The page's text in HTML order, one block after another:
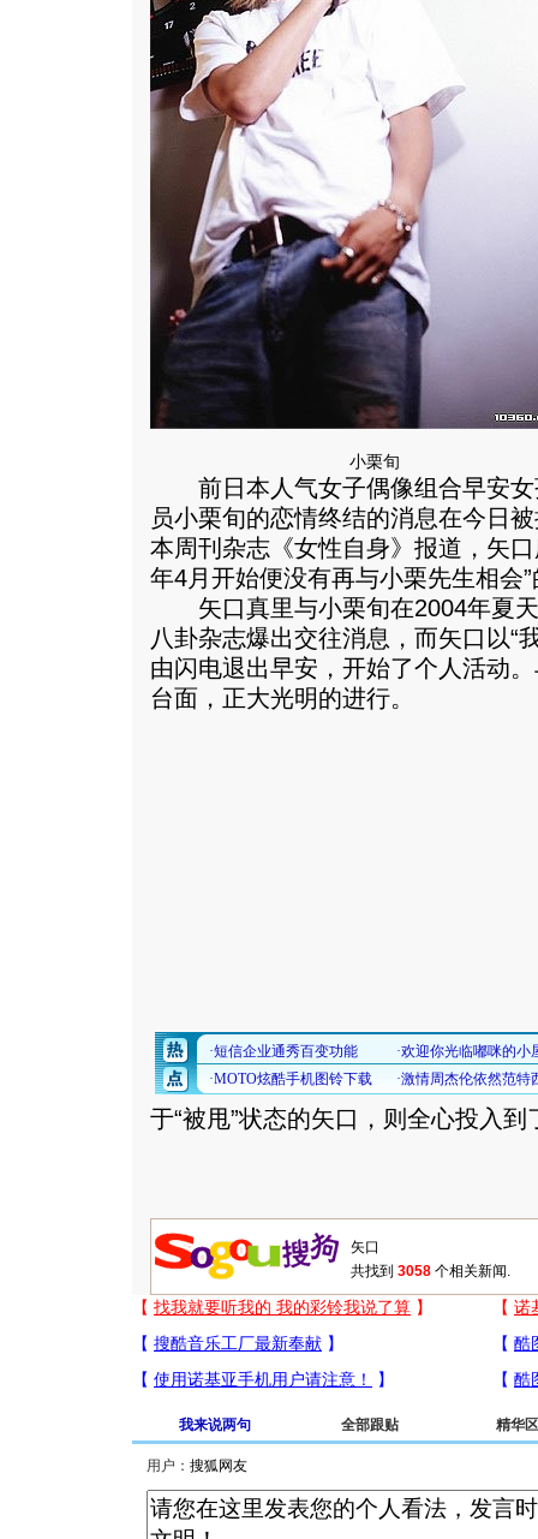
小栗旬
前日本人气女子偶像组合早安女
员小栗旬的恋情终结的消息在今日
本周刊杂志《女性自身》报道，矢
年4月开始便没有再与小栗先生相会
矢口真里与小栗旬在2004年夏天
八卦杂志爆出交往消息，而矢口以“
由闪电退出早安，开始了个人活动
台面，正大光明的进行。
于“被甩”状态的矢口，则全心投入到
共找到 3058 个相关新闻.
我来说两句 全部跟贴 精华区
用户：